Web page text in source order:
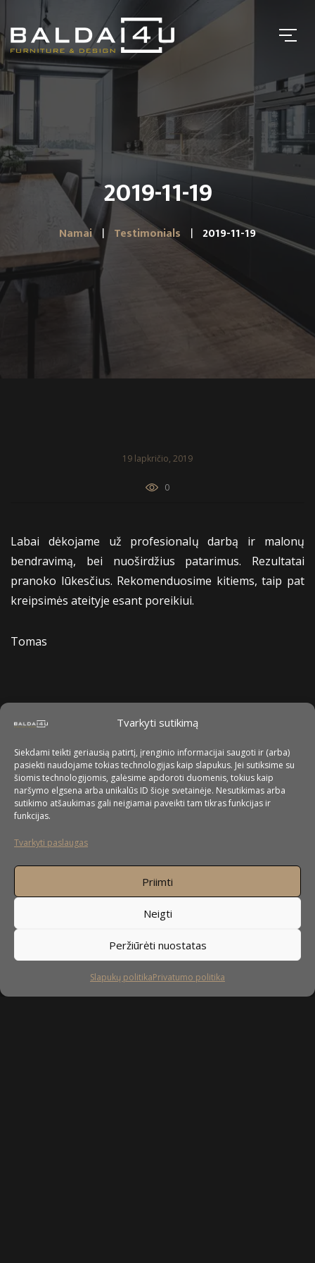
Tvarkyti sutikimą
Siekdami teikti geriausią patirtį, įrenginio informacijai saugoti ir (arba)
pasiekti naudojame tokias technologijas kaip slapukus. Jei sutiksime su
šiomis technologijomis, galėsime apdoroti duomenis, tokius kaip
naršymo elgsena arba unikalūs ID šioje svetainėje. Nesutikimas arba
sutikimo atšaukimas gali neigiamai paveikti tam tikras funkcijas ir
funkcijas.
Tvarkyti paslaugas
Priimti
Neigti
Peržiūrėti nuostatas
Slapukų politikaPrivatumo politika
2019-11-19
Namai Testimonials 2019-11-19
19 lapkričio, 2019
0
Labai dėkojame už profesionalų darbą ir malonų
bendravimą, bei nuoširdžius patarimus. Rezultatai
pranoko lūkesčius. Rekomenduosime kitiems, taip pat
kreipsimės ateityje esant poreikiui.
Tomas
Sekite mus